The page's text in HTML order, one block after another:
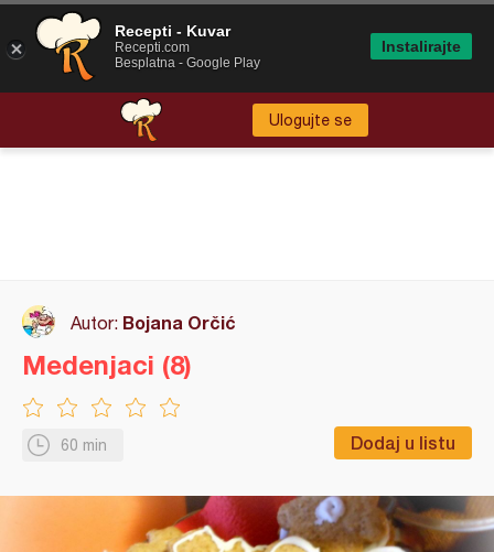
Ulogujte se
Autor: Bojana Orčić
60 min Dodaj u listu
Medenjaci (8)
Recepti - Kuvar
Recepti.com
Besplatna - Google Play
Instalirajte